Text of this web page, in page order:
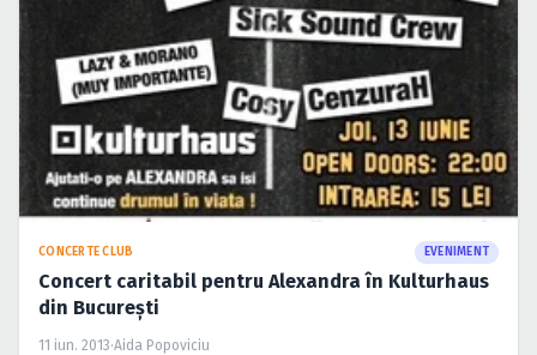
CONCERTE CLUB EVENIMENT
Concert caritabil pentru Alexandra în Kulturhaus
din Bucureşti
11 iun. 2013·Aida Popoviciu